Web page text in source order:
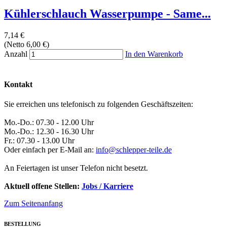
Kühlerschlauch Wasserpumpe - Same...
7,14 €
(Netto 6,00 €)
Anzahl
In den Warenkorb
Kontakt
Sie erreichen uns telefonisch zu folgenden Geschäftszeiten:
Mo.-Do.: 07.30 - 12.00 Uhr
Mo.-Do.: 12.30 - 16.30 Uhr
Fr.: 07.30 - 13.00 Uhr
Oder einfach per E-Mail an: info@schlepper-teile.de
An Feiertagen ist unser Telefon nicht besetzt.
Aktuell offene Stellen: Jobs / Karriere
Zum Seitenanfang
BESTELLUNG